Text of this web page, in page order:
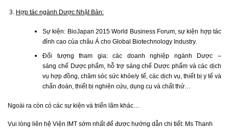
Hợp tác ngành Dược Nhật Bản:
Sự kiện: BioJapan 2015 World Business Forum, sự kiện hợp tác
đỉnh cao của châu Á cho Global Biotechnology Industry.
Đối tượng tham gia: các doanh nghiệp ngành Dược –
sáng chế Dược phẩm, hỗ trợ sáng chế Dược phẩm và các dịch
vụ hợp đồng, chăm sóc sức khỏe/y tế, các dịch vụ, thiết bị y tế và
chẩn đoán, thiết bị nghiên cứu, dụng cụ và chất thử…
Ngoài ra còn có các sự kiện và triển lãm khác…
Vui lòng liên hệ Viện IMT sớm nhất để được hướng dẫn chi tiết: Ms Thanh